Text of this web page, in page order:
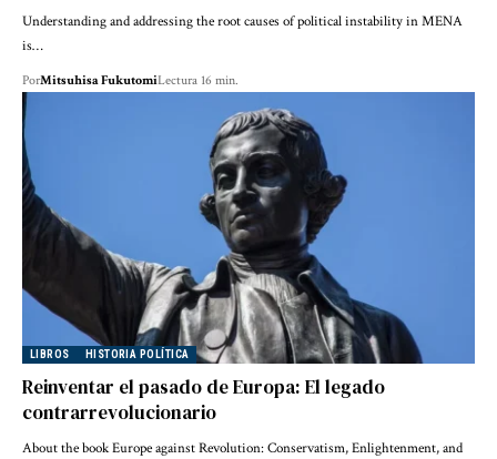
Understanding and addressing the root causes of political instability in MENA
is…
PorMitsuhisa FukutomiLectura 16 min.
LIBROS HISTORIA POLÍTICA
Reinventar el pasado de Europa: El legado
contrarrevolucionario
About the book Europe against Revolution: Conservatism, Enlightenment, and